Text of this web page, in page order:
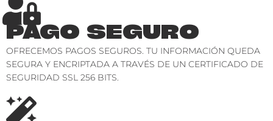
PAGO SEGURO
OFRECEMOS PAGOS SEGUROS. TU INFORMACIÓN QUEDA
SEGURA Y ENCRIPTADA A TRAVÉS DE UN CERTIFICADO DE
SEGURIDAD SSL 256 BITS.